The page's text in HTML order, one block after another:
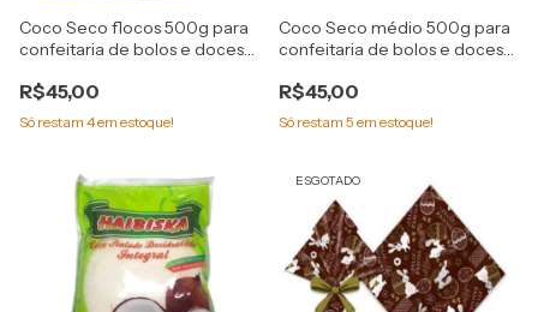
Coco Seco flocos 500g para
confeitaria de bolos e doces
R$45,00
Só restam 4em estoque!
Coco Seco médio 500g para
confeitaria de bolos e doces
R$45,00
Só restam 5 em estoque!
ESGOTADO